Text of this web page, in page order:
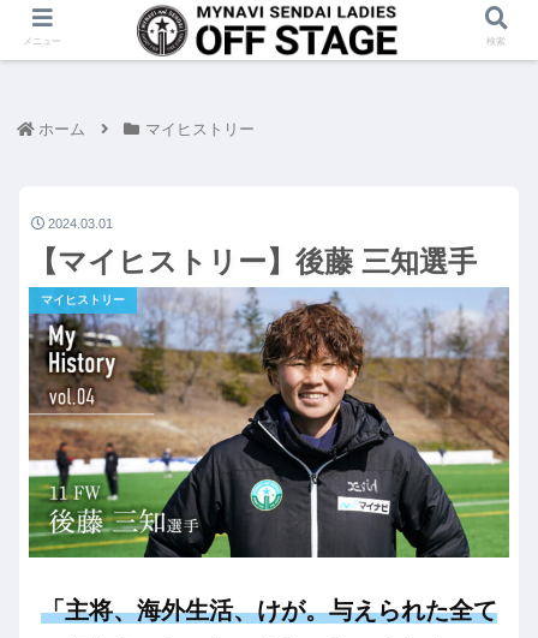
ホーム マイヒストリー
【マイヒストリー】後藤 三知選手
マイヒストリー
2024.03.01
「主将、海外生活、けが。与えられた全て
メニュー 検索